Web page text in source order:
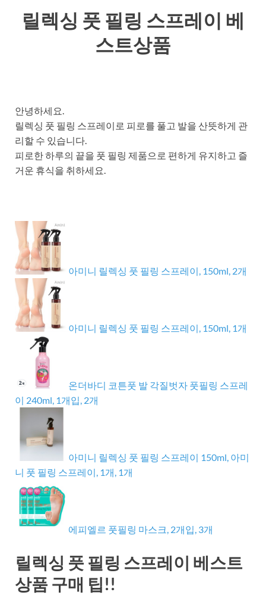
릴렉싱 풋 필링 스프레이 베
스트상품
안녕하세요.
릴렉싱 풋 필링 스프레이로 피로를 풀고 발을 산뜻하게 관
리할 수 있습니다.
피로한 하루의 끝을 풋 필링 제품으로 편하게 유지하고 즐
거운 휴식을 취하세요.
아미니 릴렉싱 풋 필링 스프레이, 150ml, 2개
아미니 릴렉싱 풋 필링 스프레이, 150ml, 1개
온더바디 코튼풋 발 각질벗자 풋필링 스프레
이 240ml, 1개입, 2개
아미니 릴렉싱 풋 필링 스프레이 150ml, 아미
니 풋 필링 스프레이, 1개, 1개
에피엘르 풋필링 마스크, 2개입, 3개
릴렉싱 풋 필링 스프레이 베스트
상품 구매 팁!!